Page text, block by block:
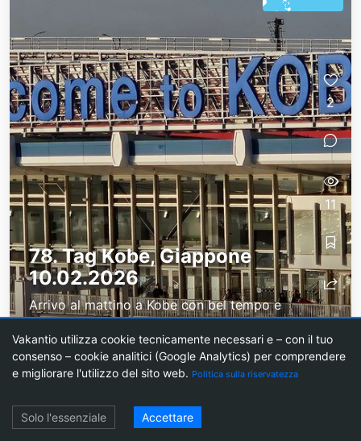
78. Tag Kobe, Giappone
10.02.2026
Arrivo al mattino a Kobe con bel tempo e
positive.Kobe è un porto estremamente
importante per il Sud-Est Asiatico e conta 1,5
milioni...
2
11
Vakantio utilizza cookie tecnicamente necessari e – con il tuo
consenso – cookie analitici (Google Analytics) per comprendere
e migliorare l'utilizzo del sito web. Politica sulla riservatezza
Solo l'essenziale Accettare